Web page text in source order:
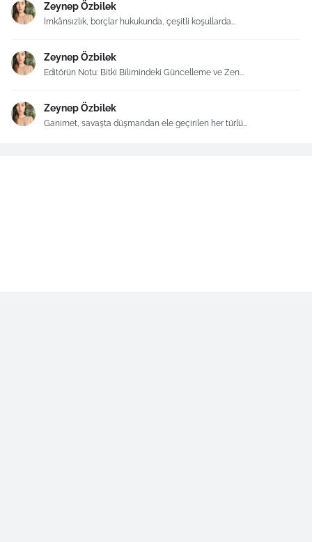
Zeynep Özbilek
İmkânsızlık, borçlar hukukunda, çeşitli koşullarda...
Zeynep Özbilek
Editörün Notu: Bitki Bilimindeki Güncelleme ve Zen...
Zeynep Özbilek
Ganimet, savaşta düşmandan ele geçirilen her türlü...